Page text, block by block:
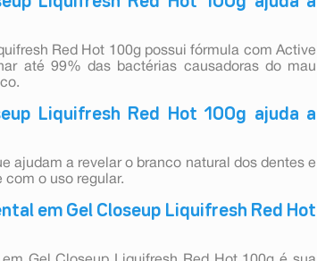
Red Hot 100g possui fórmula com Active
até 99% das bactérias causadoras do mau
Liquifresh Red Hot 100g ajuda a
ajudam a revelar o branco natural dos dentes e
o uso regular.
em Gel Closeup Liquifresh Red Hot